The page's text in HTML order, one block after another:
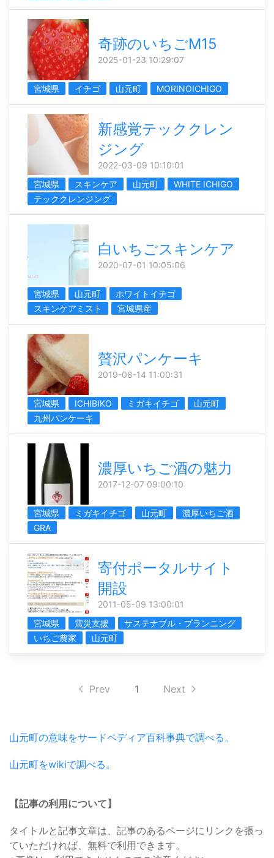
奇跡のいちごM15
2025-01-23 10:29:07
宮城県 イチゴ 山元町 MORINOICHIGO
新感覚テッククレン
ジング
2022-03-09 10:10:01
宮城県
スキンケア 山元町
WHITE ICHIGO
テッククレンジング
白いちごスキンケア
2020-07-01 10:05:06
宮城県 山元町
ホワイトイチゴ
スキンケアミスト
宮城県産
贅沢パンケーキ
2019-08-14 11:00:31
宮城県 ICHIBIKO ミガキイチゴ
山元町
九州パンケーキ
濃厚いちご酒の魅力
2017-12-07 09:00:10
宮城県 ミガキイチゴ 山元町
濃厚いちご酒
GRA
寄付ポータルサイト
開設
2011-05-09 13:00:01
宮城県
震災支援
サステナブル・プランニング
いちご農家
山元町
Prev 1 Next
山元町の意味をサードペディア百科事典で調べる。
山元町をwikiで調べる。
【記事の利用について】
タイトルと記事文章は、記事のあるページにリンクを張っ
ていただければ、無料で利用できます。